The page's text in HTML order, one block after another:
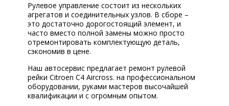
Рулевое управление состоит из нескольких
агрегатов и соединительных узлов. В сборе –
это достаточно дорогостоящий элемент, и
часто вместо полной замены можно просто
отремонтировать комплектующую деталь,
сэкономив в цене.
Наш автосервис предлагает ремонт рулевой
рейки Citroen C4 Aircross. на профессиональном
оборудовании, руками мастеров высочайшей
квалификации и с огромным опытом.